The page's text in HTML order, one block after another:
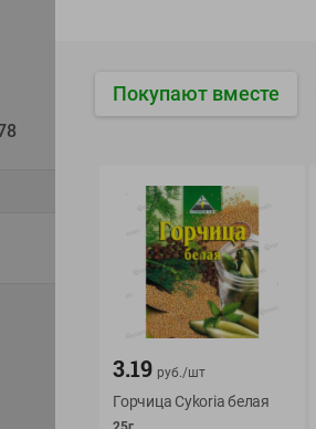
Специально для вас
Акции
Покупают вместе
3.19 руб./шт
Горчица Cykoria белая